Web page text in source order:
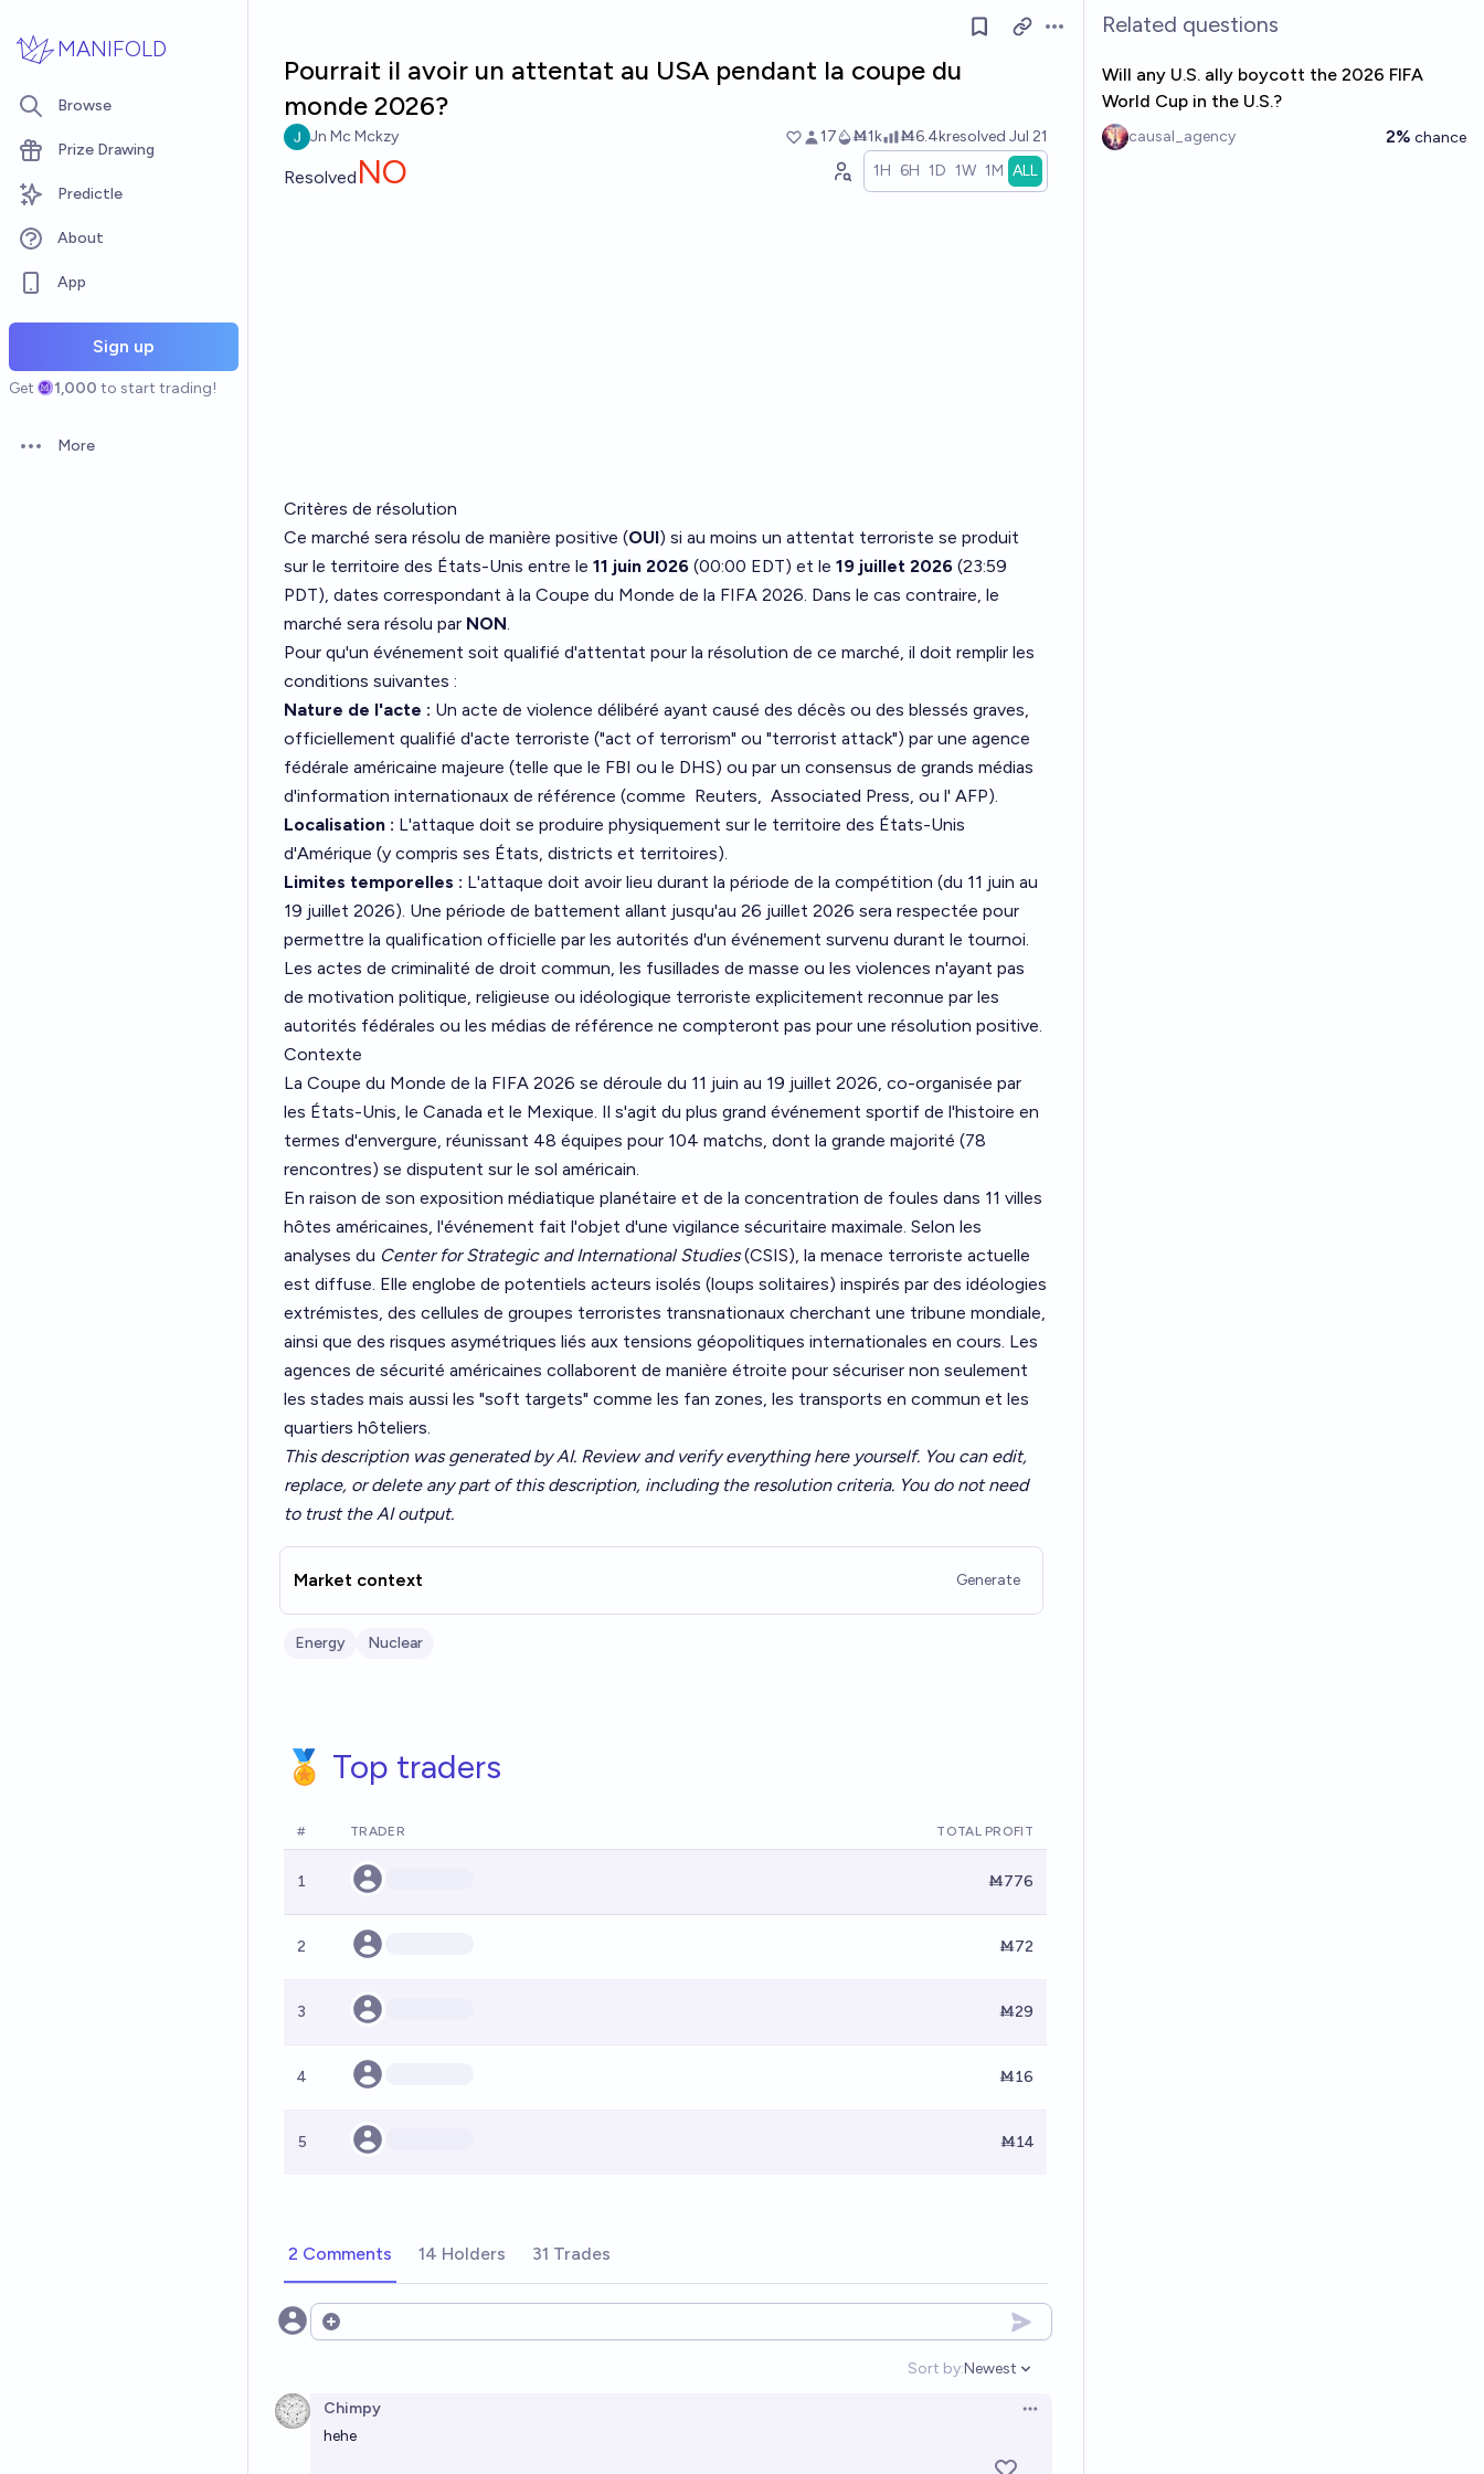
MANIFOLD
Browse
Prize Drawing
Predictle
About
App
Sign up
Get 1,000 to start trading!
Open options
More
Open options
Pourrait il avoir un attentat au USA pendant la coupe du
monde 2026?
Jn Mc Mckzy 17 Ṁ1k Ṁ6.4kresolved Jul 21
Resolved NO 1H 6H 1D 1W 1M ALL
Critères de résolution
Ce marché sera résolu de manière positive (OUI) si au moins un attentat terroriste se produit
sur le territoire des États-Unis entre le 11 juin 2026 (00:00 EDT) et le 19 juillet 2026 (23:59
PDT), dates correspondant à la Coupe du Monde de la FIFA 2026. Dans le cas contraire, le
marché sera résolu par NON.
Pour qu'un événement soit qualifié d'attentat pour la résolution de ce marché, il doit remplir les
conditions suivantes :
Nature de l'acte : Un acte de violence délibéré ayant causé des décès ou des blessés graves,
officiellement qualifié d'acte terroriste ("act of terrorism" ou "terrorist attack") par une agence
fédérale américaine majeure (telle que le FBI ou le DHS) ou par un consensus de grands médias
d'information internationaux de référence (comme Reuters, Associated Press, ou l' AFP).
Localisation : L'attaque doit se produire physiquement sur le territoire des États-Unis
d'Amérique (y compris ses États, districts et territoires).
Limites temporelles : L'attaque doit avoir lieu durant la période de la compétition (du 11 juin au
19 juillet 2026). Une période de battement allant jusqu'au 26 juillet 2026 sera respectée pour
permettre la qualification officielle par les autorités d'un événement survenu durant le tournoi.
Les actes de criminalité de droit commun, les fusillades de masse ou les violences n'ayant pas
de motivation politique, religieuse ou idéologique terroriste explicitement reconnue par les
autorités fédérales ou les médias de référence ne compteront pas pour une résolution positive.
Contexte
La Coupe du Monde de la FIFA 2026 se déroule du 11 juin au 19 juillet 2026, co-organisée par
les États-Unis, le Canada et le Mexique. Il s'agit du plus grand événement sportif de l'histoire en
termes d'envergure, réunissant 48 équipes pour 104 matchs, dont la grande majorité (78
rencontres) se disputent sur le sol américain.
En raison de son exposition médiatique planétaire et de la concentration de foules dans 11 villes
hôtes américaines, l'événement fait l'objet d'une vigilance sécuritaire maximale. Selon les
analyses du Center for Strategic and International Studies(CSIS), la menace terroriste actuelle
est diffuse. Elle englobe de potentiels acteurs isolés (loups solitaires) inspirés par des idéologies
extrémistes, des cellules de groupes terroristes transnationaux cherchant une tribune mondiale,
ainsi que des risques asymétriques liés aux tensions géopolitiques internationales en cours. Les
agences de sécurité américaines collaborent de manière étroite pour sécuriser non seulement
les stades mais aussi les "soft targets" comme les fan zones, les transports en commun et les
quartiers hôteliers.
This description was generated by AI. Review and verify everything here yourself. You can edit,
replace, or delete any part of this description, including the resolution criteria. You do not need
to trust the AI output.
Market context Generate
Energy Nuclear
🏅 Top traders
# TRADER TOTAL PROFIT
1 Ṁ776
2 Ṁ72
3 Ṁ29
4 Ṁ16
5 Ṁ14
2 Comments 14 Holders 31 Trades
Open options
Sort by:
Open options
Newest
Chimpy
Open options
hehe
Related questions
Will any U.S. ally boycott the 2026 FIFA
World Cup in the U.S.?
causal_agency 2% chance